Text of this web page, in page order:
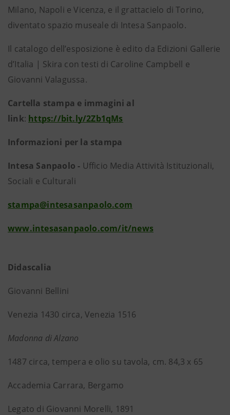
Milano, Napoli e Vicenza, e il grattacielo di Torino,
diventato spazio museale di Intesa Sanpaolo.
Il catalogo dell’esposizione è edito da Edizioni Gallerie
d’Italia | Skira con testi di Caroline Campbell e
Giovanni Valagussa.
Cartella stampa e immagini al
link: https://bit.ly/2Zb1qMs
Informazioni per la stampa
Intesa Sanpaolo - Ufficio Media Attività Istituzionali,
Sociali e Culturali
stampa@intesasanpaolo.com
www.intesasanpaolo.com/it/news
Didascalia
Giovanni Bellini
Venezia 1430 circa, Venezia 1516
Madonna di Alzano
1487 circa, tempera e olio su tavola, cm. 84,3 x 65
Accademia Carrara, Bergamo
Legato di Giovanni Morelli, 1891